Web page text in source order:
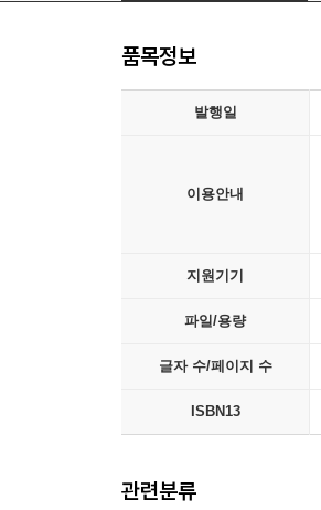
품목정보
발행일
이용안내
지원기기
파일/용량
글자 수/페이지 수
ISBN13
관련분류